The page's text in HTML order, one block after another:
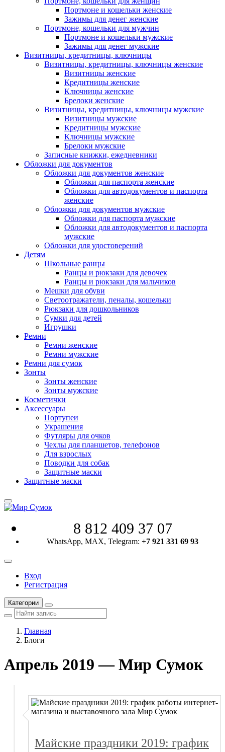
Портмоне и кошельки женские
Зажимы для денег женские
Портмоне, кошельки для мужчин
Портмоне и кошельки мужские
Зажимы для денег мужские
Визитницы, кредитницы, ключницы
Визитницы, кредитницы, ключницы женские
Визитницы женские
Кредитницы женские
Ключницы женские
Брелоки женские
Визитницы, кредитницы, ключницы мужские
Визитницы мужские
Кредитницы мужские
Ключницы мужские
Брелоки мужские
Записные книжки, ежедневники
Обложки для документов
Обложки для документов женские
Обложки для паспорта женские
Обложки для автодокументов и паспорта
женские
Обложки для документов мужские
Обложки для паспорта мужские
Обложки для автодокументов и паспорта
мужские
Обложки для удостоверений
Детям
Школьные ранцы
Ранцы и рюкзаки для девочек
Ранцы и рюкзаки для мальчиков
Мешки для обуви
Светоотражатели, пеналы, кошельки
Рюкзаки для дошкольников
Сумки для детей
Игрушки
Ремни
Ремни женские
Ремни мужские
Ремни для сумок
Зонты
Зонты женские
Зонты мужские
Косметички
Аксессуары
Портупеи
Украшения
Футляры для очков
Чехлы для планшетов, телефонов
Для взрослых
Поводки для собак
Защитные маски
Защитные маски
8 812 409 37 07
WhatsApp, MAX, Telegram: +7 921 331 69 93
Вход
Регистрация
Категории
Главная
Блоги
Апрель 2019 — Мир Сумок
Майские праздники 2019: график